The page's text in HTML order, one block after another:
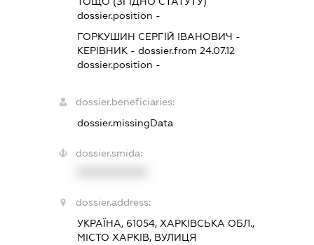
dossier.position -
ГОРКУШИН СЕРГІЙ ІВАНОВИЧ -
КЕРІВНИК - dossier.from 24.07.12
dossier.position -
dossier.beneficiaries:
dossier.missingData
dossier.smida:
dossier.address:
УКРАЇНА, 61054, ХАРКІВСЬКА ОБЛ.,
МІСТО ХАРКІВ, ВУЛИЦЯ